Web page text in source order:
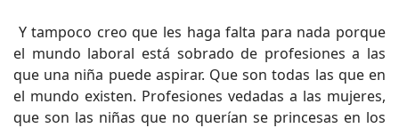
Y tampoco creo que les haga falta para nada porque
el mundo laboral está sobrado de profesiones a las
que una niña puede aspirar. Que son todas las que en
el mundo existen. Profesiones vedadas a las mujeres,
que son las niñas que no querían se princesas en los